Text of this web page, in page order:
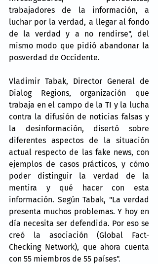
trabajadores de la información, a
luchar por la verdad, a llegar al fondo
de la verdad y a no rendirse", del
mismo modo que pidió abandonar la
posverdad de Occidente.
Vladimir Tabak, Director General de
Dialog Regions, organización que
trabaja en el campo de la TI y la lucha
contra la difusión de noticias falsas y
la desinformación, disertó sobre
diferentes aspectos de la situación
actual respecto de las fake news, con
ejemplos de casos prácticos, y cómo
poder distinguir la verdad de la
mentira y qué hacer con esta
información. Según Tabak, "La verdad
presenta muchos problemas. Y hoy en
día necesita ser defendida. Por eso se
creó la asociación (Global Fact-
Checking Network), que ahora cuenta
con 55 miembros de 55 países".